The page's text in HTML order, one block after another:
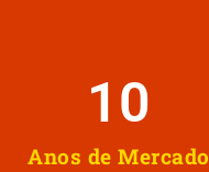
Anos de Mercado
10